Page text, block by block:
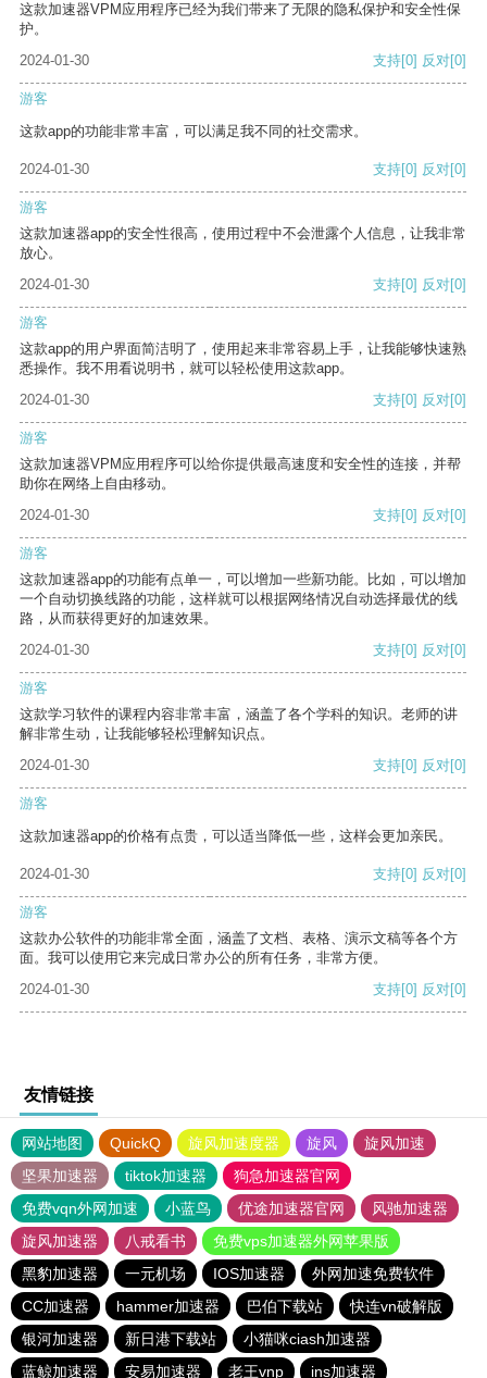
这款加速器VPM应用程序已经为我们带来了无限的隐私保护和安全性保
护。
2024-01-30
支持[0] 反对[0]
游客
这款app的功能非常丰富，可以满足我不同的社交需求。
2024-01-30 支持[0] 反对[0]
游客
这款加速器app的安全性很高，使用过程中不会泄露个人信息，让我非常
放心。
2024-01-30
支持[0] 反对[0]
游客
这款app的用户界面简洁明了，使用起来非常容易上手，让我能够快速熟
悉操作。我不用看说明书，就可以轻松使用这款app。
2024-01-30
支持[0] 反对[0]
游客
这款加速器VPM应用程序可以给你提供最高速度和安全性的连接，并帮
助你在网络上自由移动。
2024-01-30
支持[0] 反对[0]
游客
这款加速器app的功能有点单一，可以增加一些新功能。比如，可以增加
一个自动切换线路的功能，这样就可以根据网络情况自动选择最优的线
路，从而获得更好的加速效果。
2024-01-30
支持[0] 反对[0]
游客
这款学习软件的课程内容非常丰富，涵盖了各个学科的知识。老师的讲
解非常生动，让我能够轻松理解知识点。
2024-01-30
支持[0] 反对[0]
游客
这款加速器app的价格有点贵，可以适当降低一些，这样会更加亲民。
2024-01-30 支持[0] 反对[0]
游客
这款办公软件的功能非常全面，涵盖了文档、表格、演示文稿等各个方
面。我可以使用它来完成日常办公的所有任务，非常方便。
2024-01-30
支持[0] 反对[0]
友情链接
网站地图 QuickQ 旋风加速度器 旋风
旋风加速
坚果加速器
tiktok加速器
狗急加速器官网
免费vqn外网加速
小蓝鸟 优途加速器官网
风驰加速器
旋风加速器
八戒看书
免费vps加速器外网苹果版
黑豹加速器
一元机场 IOS加速器
外网加速免费软件
CC加速器
hammer加速器 巴伯下载站
快连vn破解版
银河加速器
新日港下载站
小猫咪ciash加速器
蓝鲸加速器
安易加速器 老王vnp ins加速器